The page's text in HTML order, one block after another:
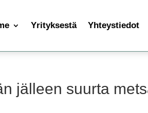
Yrityksestä Yhteystiedot
jälleen suurta